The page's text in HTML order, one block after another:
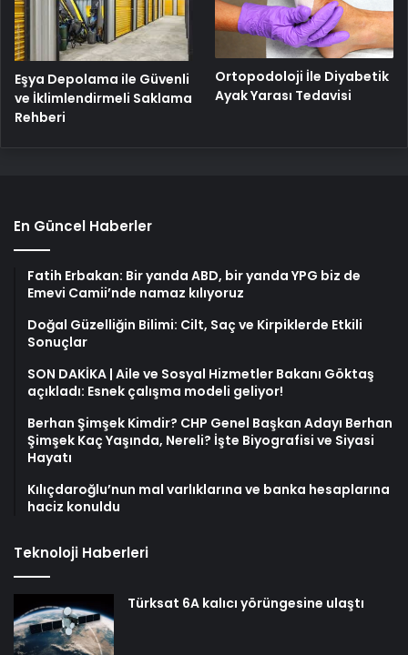
Eşya Depolama ile Güvenli
ve İklimlendirmeli Saklama
Rehberi
Ortopodoloji İle Diyabetik
Ayak Yarası Tedavisi
En Güncel Haberler
Fatih Erbakan: Bir yanda ABD, bir yanda YPG biz de
Emevi Camii’nde namaz kılıyoruz
Doğal Güzelliğin Bilimi: Cilt, Saç ve Kirpiklerde Etkili
Sonuçlar
SON DAKİKA | Aile ve Sosyal Hizmetler Bakanı Göktaş
açıkladı: Esnek çalışma modeli geliyor!
Berhan Şimşek Kimdir? CHP Genel Başkan Adayı Berhan
Şimşek Kaç Yaşında, Nereli? İşte Biyografisi ve Siyasi
Hayatı
Kılıçdaroğlu’nun mal varlıklarına ve banka hesaplarına
haciz konuldu
Teknoloji Haberleri
Türksat 6A kalıcı yörüngesine ulaştı